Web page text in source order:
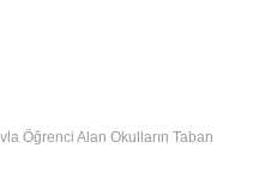
Öğrenci Alan Okulların Taban